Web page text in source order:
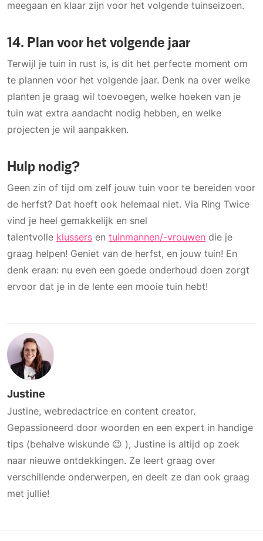
meegaan en klaar zijn voor het volgende tuinseizoen.
14. Plan voor het volgende jaar
Terwijl je tuin in rust is, is dit het perfecte moment om
te plannen voor het volgende jaar. Denk na over welke
planten je graag wil toevoegen, welke hoeken van je
tuin wat extra aandacht nodig hebben, en welke
projecten je wil aanpakken.
Hulp nodig?
Geen zin of tijd om zelf jouw tuin voor te bereiden voor
de herfst? Dat hoeft ook helemaal niet. Via Ring Twice
vind je heel gemakkelijk en snel
talentvolle klussers en tuinmannen/-vrouwen die je
graag helpen! Geniet van de herfst, en jouw tuin! En
denk eraan: nu even een goede onderhoud doen zorgt
ervoor dat je in de lente een mooie tuin hebt!
Justine
Justine, webredactrice en content creator.
Gepassioneerd door woorden en een expert in handige
tips (behalve wiskunde 😉 ), Justine is altijd op zoek
naar nieuwe ontdekkingen. Ze leert graag over
verschillende onderwerpen, en deelt ze dan ook graag
met jullie!